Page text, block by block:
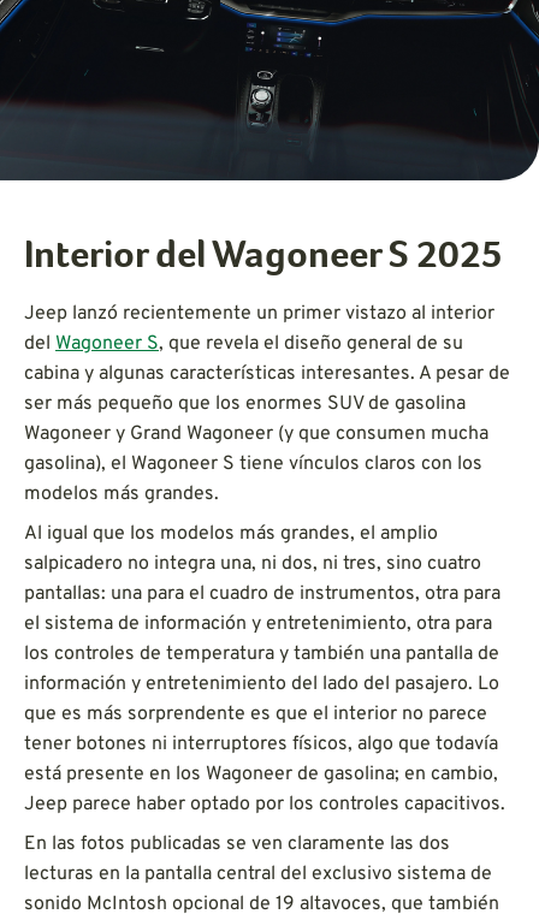
Interior del Wagoneer S 2025
Jeep lanzó recientemente un primer vistazo al interior
del Wagoneer S, que revela el diseño general de su
cabina y algunas características interesantes. A pesar de
ser más pequeño que los enormes SUV de gasolina
Wagoneer y Grand Wagoneer (y que consumen mucha
gasolina), el Wagoneer S tiene vínculos claros con los
modelos más grandes.
Al igual que los modelos más grandes, el amplio
salpicadero no integra una, ni dos, ni tres, sino cuatro
pantallas: una para el cuadro de instrumentos, otra para
el sistema de información y entretenimiento, otra para
los controles de temperatura y también una pantalla de
información y entretenimiento del lado del pasajero. Lo
que es más sorprendente es que el interior no parece
tener botones ni interruptores físicos, algo que todavía
está presente en los Wagoneer de gasolina; en cambio,
Jeep parece haber optado por los controles capacitivos.
En las fotos publicadas se ven claramente las dos
lecturas en la pantalla central del exclusivo sistema de
sonido McIntosh opcional de 19 altavoces, que también